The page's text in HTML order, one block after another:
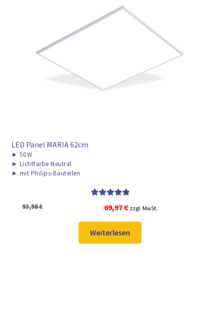
LED Panel MARIA 62cm
► 50W
► Lichtfarbe Neutral
► mit Philips-Bauteilen
von 5
93,98€
Ursprünglicher
Preis
war:
93,98 €
69,97 €Aktueller
Preis
ist:
69,97 €.
zzgl. MwSt.
Weiterlesen